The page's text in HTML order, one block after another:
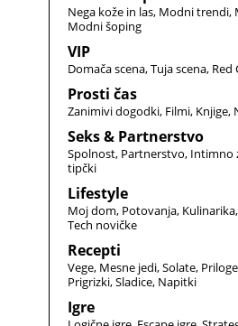
Nega kože in las Modni trendi
Modni šoping
VIP
Domača scena Tuja scena Red
Prosti čas
Zanimivi dogodki Filmi Knjige
Seks & Partnerstvo
Spolnost Partnerstvo Intimno
tipčki
Lifestyle
Moj dom Potovanja Kulinarika
Tech novičke
Recepti
Vege Mesne jedi Solate Priloge
Prigrizki Sladice Napitki
Igre